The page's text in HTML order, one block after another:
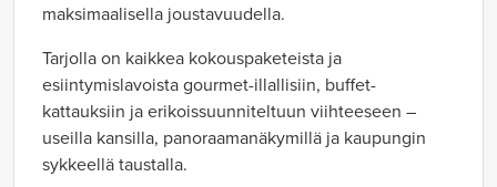
maksimaalisella joustavuudella.
Tarjolla on kaikkea kokouspaketeista ja
esiintymislavoista gourmet-illallisiin, buffet-
kattauksiin ja erikoissuunniteltuun viihteeseen –
useilla kansilla, panoraamanäkymillä ja kaupungin
sykkeellä taustalla.